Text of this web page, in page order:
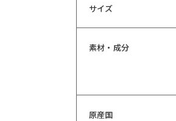
サイズ
素材・成分
原産国